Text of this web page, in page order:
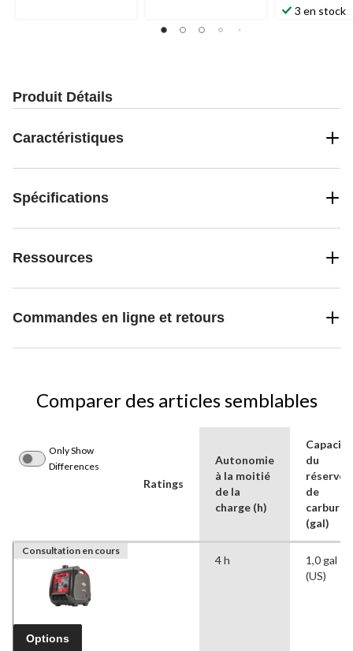
3 en stock
Produit Détails
Caractéristiques
Spécifications
Ressources
Commandes en ligne et retours
Comparer des articles semblables
Only Show
Differences
Ratings
Autonomie
à la moitié
de la
charge (h)
Capacité
du
réservoir
de
(gal)
Consultation en cours
Options
4 h
1,0 gal
(US)